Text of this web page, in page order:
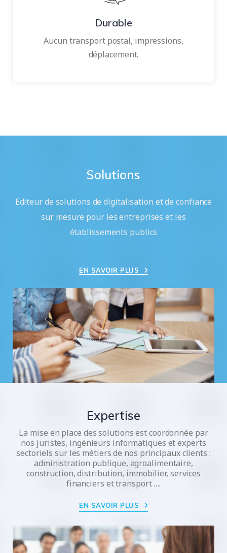
Durable
Aucun transport postal, impressions,
déplacement.
Solutions
Editeur de solutions de digitalisation et de confiance
sur mesure pour les entreprises et les
établissements publics
EN SAVOIR PLUS
Expertise
La mise en place des solutions est coordonnée par
nos juristes, ingénieurs informatiques et experts
sectoriels sur les métiers de nos principaux clients :
administration publique, agroalimentaire,
construction, distribution, immobilier, services
financiers et transport ….
EN SAVOIR PLUS